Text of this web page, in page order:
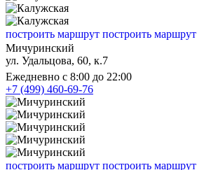
построить маршрут построить маршрут
Мичуринский
ул. Удальцова, 60, к.7
Ежедневно с 8:00 до 22:00
+7 (499) 460-69-76
построить маршрут построить маршрут